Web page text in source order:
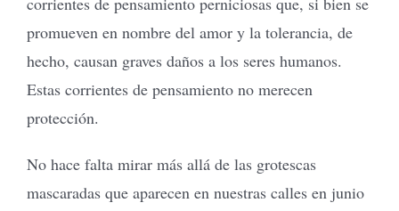
promueven en nombre del amor y la tolerancia, de
hecho, causan graves daños a los seres humanos.
Estas corrientes de pensamiento no merecen
protección.
No hace falta mirar más allá de las grotescas
mascaradas que aparecen en nuestras calles en junio